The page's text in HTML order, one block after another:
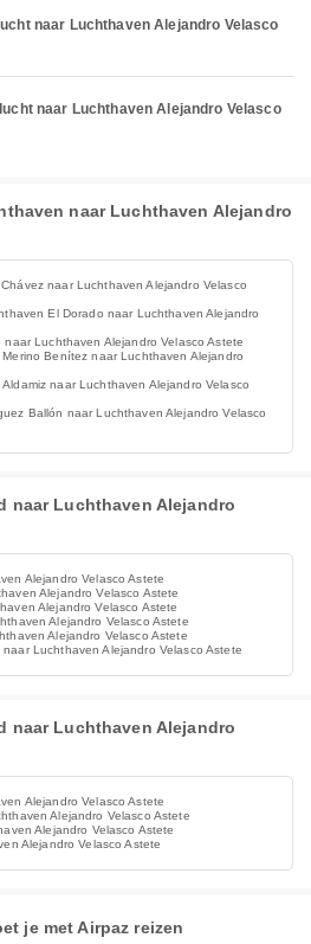
naar Luchthaven Alejandro Velasco
naar Luchthaven Alejandro Velasco
naar Luchthaven Alejandro
naar Luchthaven Alejandro Velasco
El Dorado naar Luchthaven Alejandro
Luchthaven Alejandro Velasco Astete
Benítez naar Luchthaven Alejandro
naar Luchthaven Alejandro Velasco
Ballón naar Luchthaven Alejandro Velasco
naar Luchthaven Alejandro
Alejandro Velasco Astete
Alejandro Velasco Astete
Alejandro Velasco Astete
Alejandro Velasco Astete
Alejandro Velasco Astete
Luchthaven Alejandro Velasco Astete
naar Luchthaven Alejandro
Alejandro Velasco Astete
Alejandro Velasco Astete
Alejandro Velasco Astete
Alejandro Velasco Astete
je met Airpaz reizen